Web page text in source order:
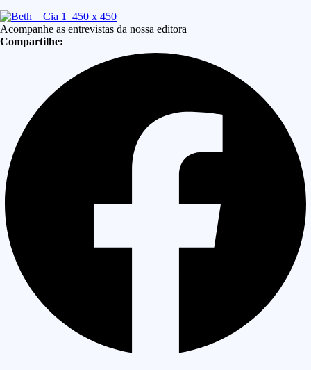
Acompanhe as entrevistas da nossa editora
Compartilhe: